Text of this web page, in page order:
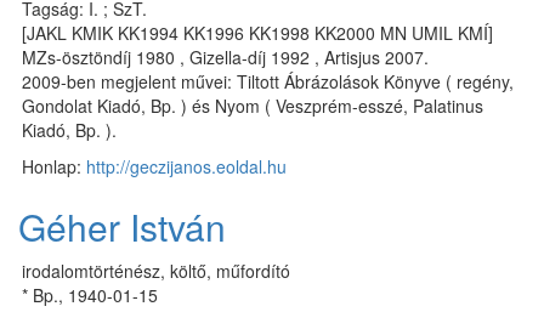
Tagság: I. ; SzT.
[JAKL KMIK KK1994 KK1996 KK1998 KK2000 MN UMIL KMÍ]
MZs-ösztöndíj 1980 , Gizella-díj 1992 , Artisjus 2007.
2009-ben megjelent művei: Tiltott Ábrázolások Könyve ( regény,
Gondolat Kiadó, Bp. ) és Nyom ( Veszprém-esszé, Palatinus
Kiadó, Bp. ).
Honlap: http://geczijanos.eoldal.hu
Géher István
irodalomtörténész, költő, műfordító
* Bp., 1940-01-15